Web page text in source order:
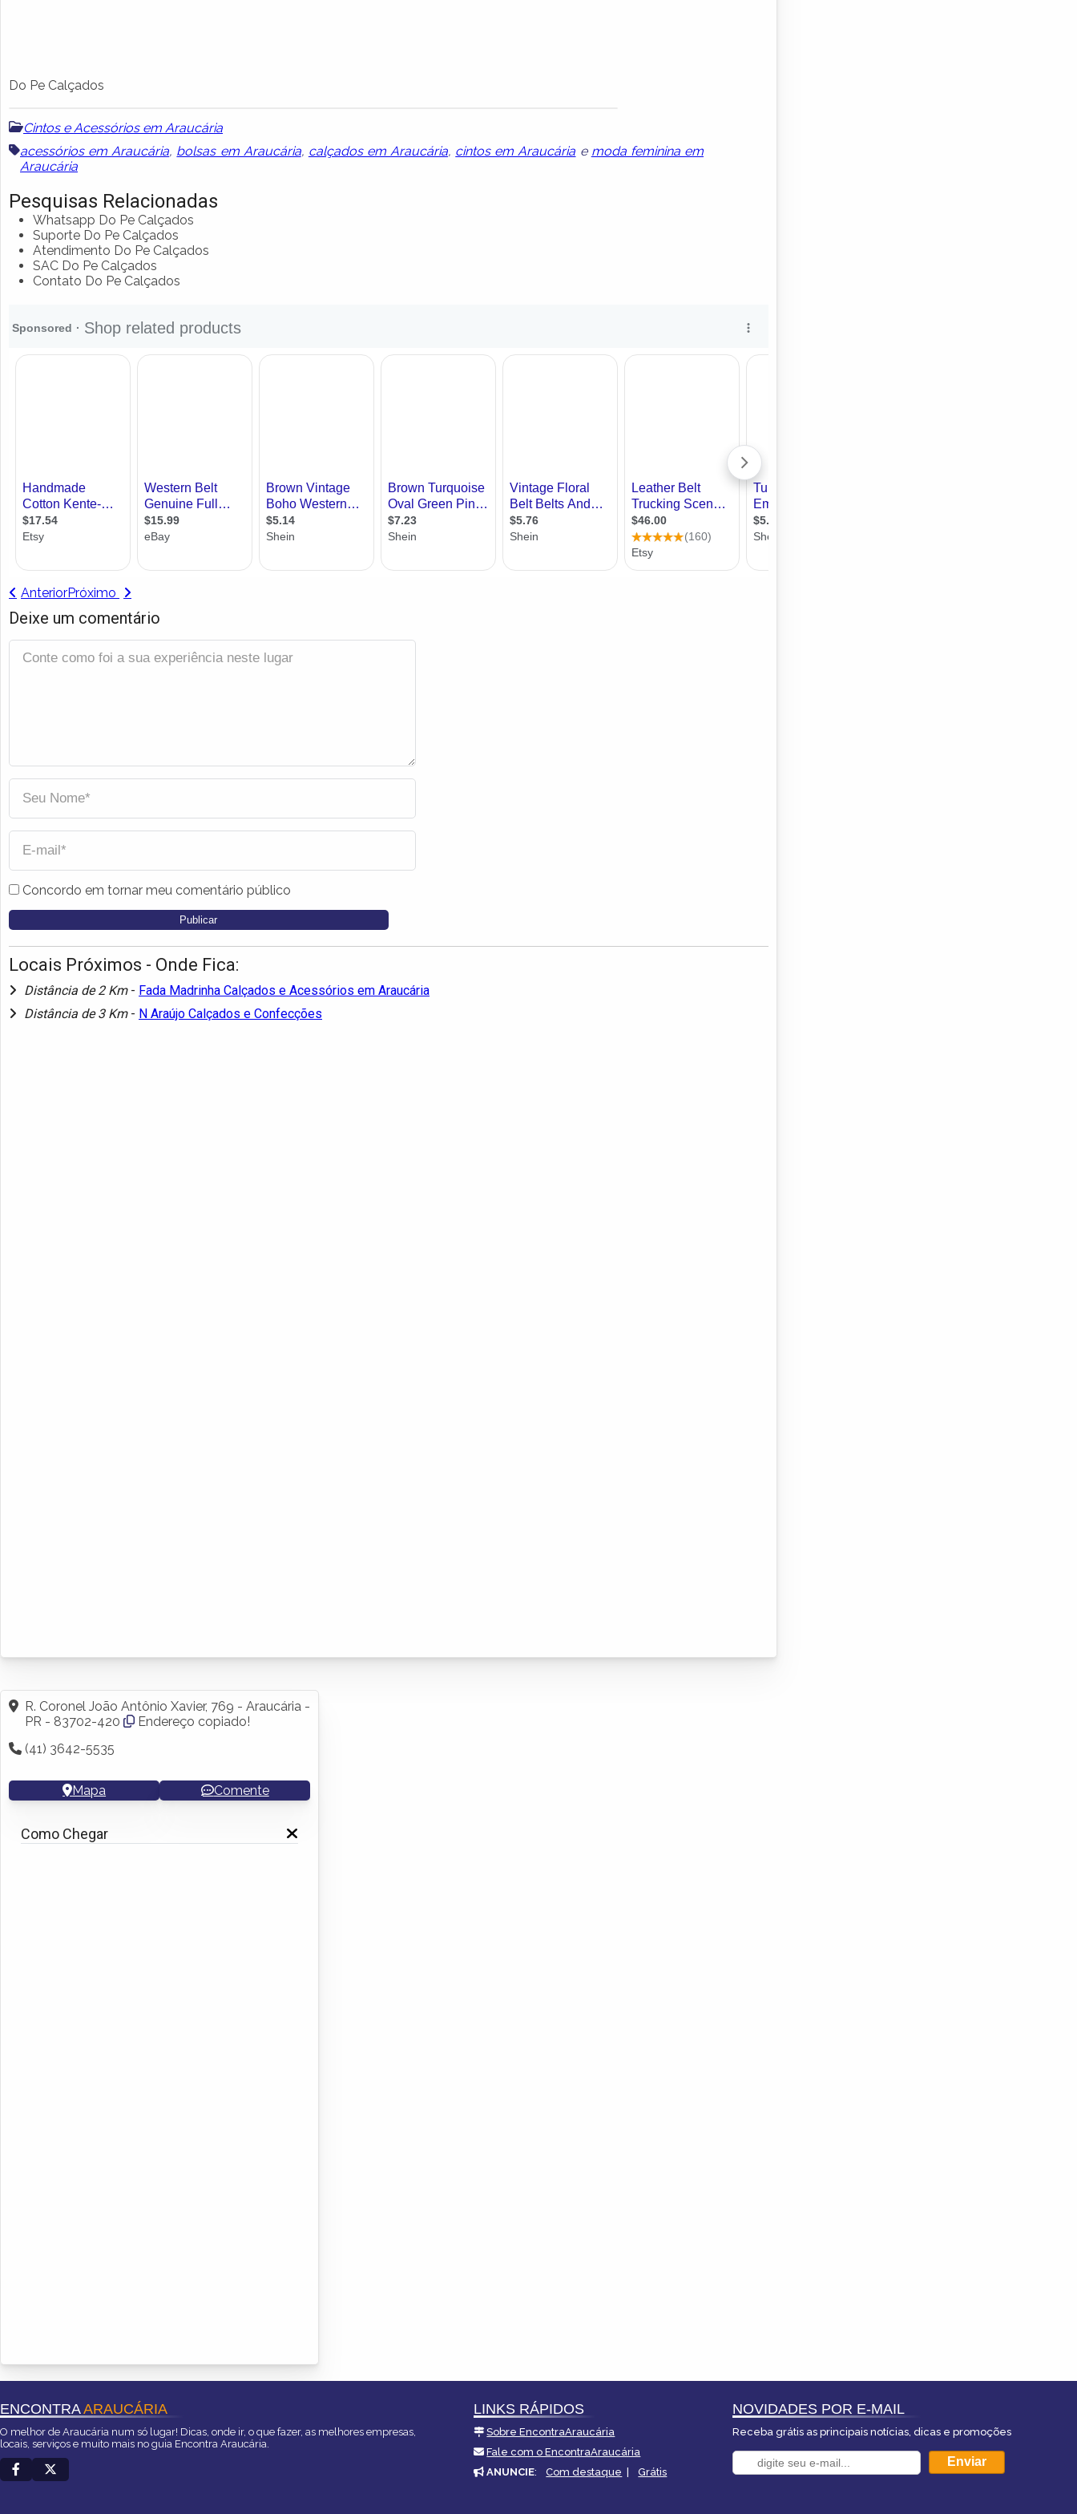
Do Pe Calçados
Cintos e Acessórios em Araucária
acessórios em Araucária, bolsas em Araucária, calçados em Araucária, cintos em Araucária e moda feminina em
Araucária
Pesquisas Relacionadas
Whatsapp Do Pe Calçados
Suporte Do Pe Calçados
Atendimento Do Pe Calçados
SAC Do Pe Calçados
Contato Do Pe Calçados
AnteriorPróximo
Deixe um comentário
Concordo em tornar meu comentário público
Locais Próximos - Onde Fica:
Distância de 2 Km - Fada Madrinha Calçados e Acessórios em Araucária
Distância de 3 Km - N Araújo Calçados e Confecções
R. Coronel João Antônio Xavier, 769 - Araucária -
PR - 83702-420
Endereço copiado!
(41) 3642-5535
Mapa Comente
Como Chegar
ENCONTRAARAUCÁRIA
O melhor de Araucária num só lugar! Dicas, onde ir, o que fazer, as melhores empresas,
locais, serviços e muito mais no guia Encontra Araucária.
LINKS RÁPIDOS
Sobre EncontraAraucária
Fale com o EncontraAraucária
ANUNCIE: Com destaque | Grátis
NOVIDADES POR E-MAIL
Receba grátis as principais notícias, dicas e promoções